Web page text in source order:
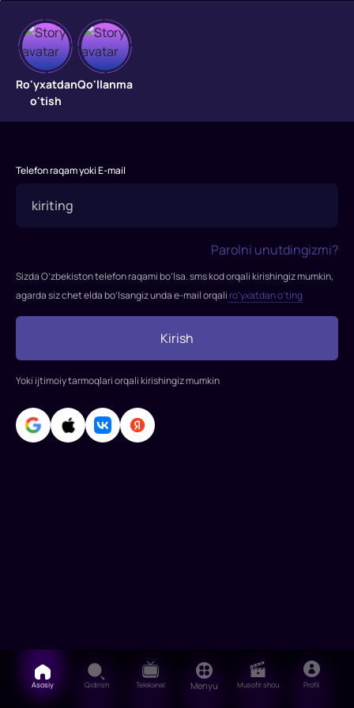
Kolovrat
afsonasi
"Kolovrat
2017-
tasvirga
Janik
Fayziev,
Malakov,
Aleksandr
Tsoy,
kichik
Ro'yxatdan
o'tish
Qo'llanma
Telefon raqam yoki E-mail
Parolni unutdingizmi?
Sizda O’zbekiston telefon raqami bo’lsa. sms kod orqali kirishingiz mumkin,
agarda siz chet elda bo’lsangiz unda e-mail orqali ro’yxatdan o’ting
Kirish
Yoki ijtimoiy tarmoqlari orqali kirishingiz mumkin
Asosiy Qidirish Telekanal Menyu Musofir shou Profil